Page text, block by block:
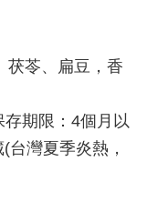
茯苓、扁豆，香
期限：4個月以
灣夏季炎熱，